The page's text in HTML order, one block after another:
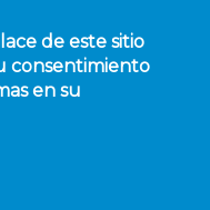
Segura, 16. 30560
de este sitio
consentimiento
en su